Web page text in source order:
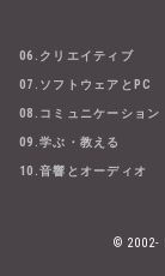
06.クリエイティブ
07.ソフトウェアとPC
08.コミュニケーション
09.学ぶ・教える
10.音響とオーディオ
© 2002-